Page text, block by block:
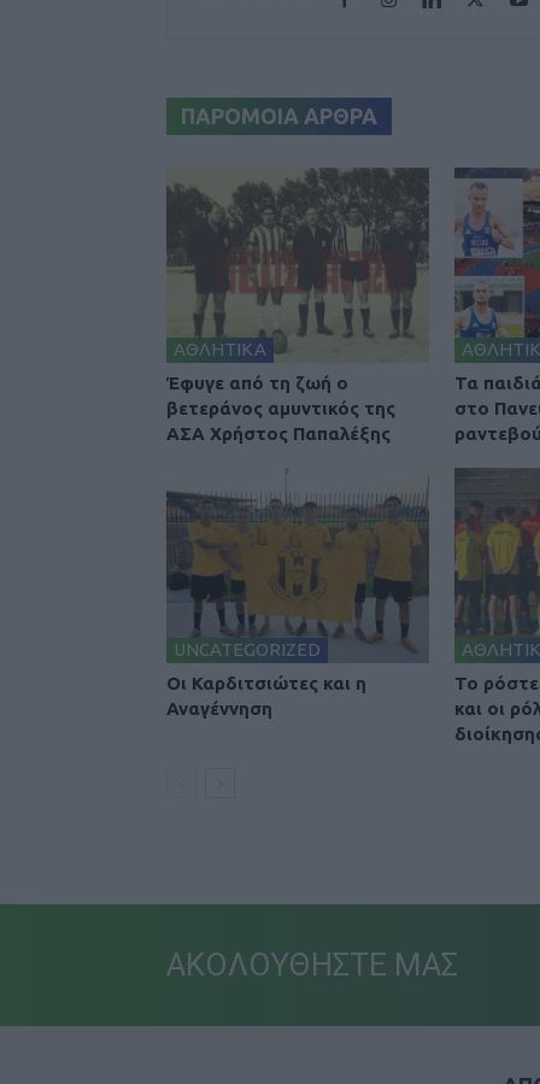
ΠΑΡΟΜΟΙΑ ΑΡΘΡΑ
ΑΘΛΗΤΙΚΑ
Έφυγε από τη ζωή ο
βετεράνος αμυντικός της
ΑΣΑ Χρήστος Παπαλέξης
Τα
στο
UNCATEGORIZED
Οι Καρδιτσιώτες και η
Αναγέννηση
To
και οι
ΑΚΟΛΟΥΘΗΣΤΕ ΜΑΣ